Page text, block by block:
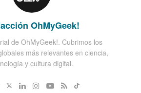
OhMyGeek!
de OhMyGeek!. Cubrimos los
más relevantes en ciencia,
y cultura digital.